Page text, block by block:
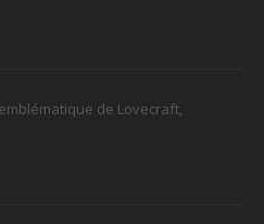
de Lovecraft,